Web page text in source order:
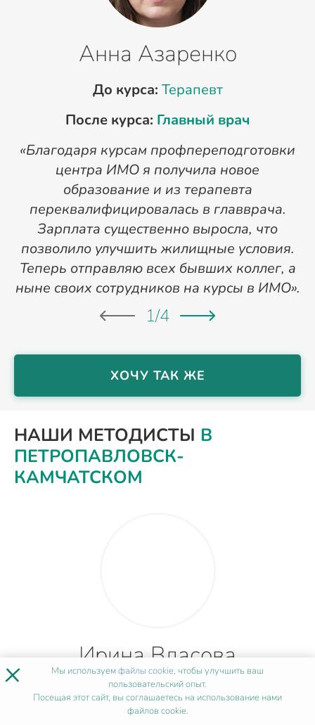
Анна Азаренко
До курса: Терапевт
После курса: Главный врач
«Благодаря курсам профпереподготовки
центра ИМО я получила новое
образование и из терапевта
переквалифицировалась в главврача.
Зарплата существенно выросла, что
позволило улучшить жилищные условия.
Теперь отправляю всех бывших коллег, а
ныне своих сотрудников на курсы в ИМО».
1/4
ХОЧУ ТАК ЖЕ
НАШИ МЕТОДИСТЫ В
ПЕТРОПАВЛОВСК-
КАМЧАТСКОМ
Ирина Власова
× Мы используемфайлы cookie, чтобы улучшить ваш
пользовательский опыт.
Посещая этот сайт, вы соглашаетесь на использование нами
файлов cookie.